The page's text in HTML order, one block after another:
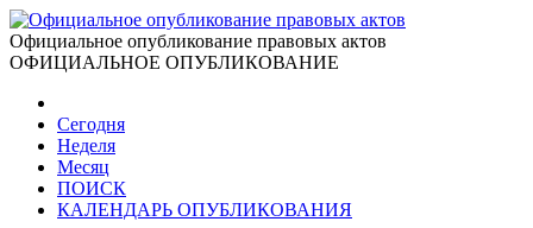
Официальное опубликование правовых актов
ОФИЦИАЛЬНОЕ ОПУБЛИКОВАНИЕ
Сегодня
Неделя
Месяц
ПОИСК
КАЛЕНДАРЬ ОПУБЛИКОВАНИЯ